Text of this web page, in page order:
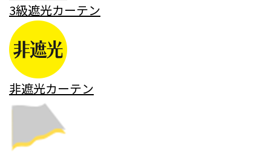
3級遮光カーテン
非遮光カーテン